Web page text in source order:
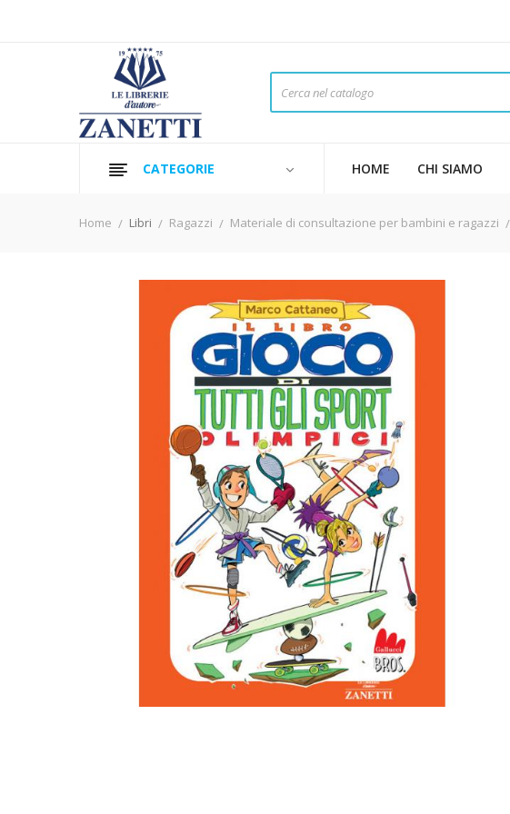
CATEGORIE HOME CHI SIAMO
Home Libri Ragazzi Materiale di consultazione per bambini e ragazzi